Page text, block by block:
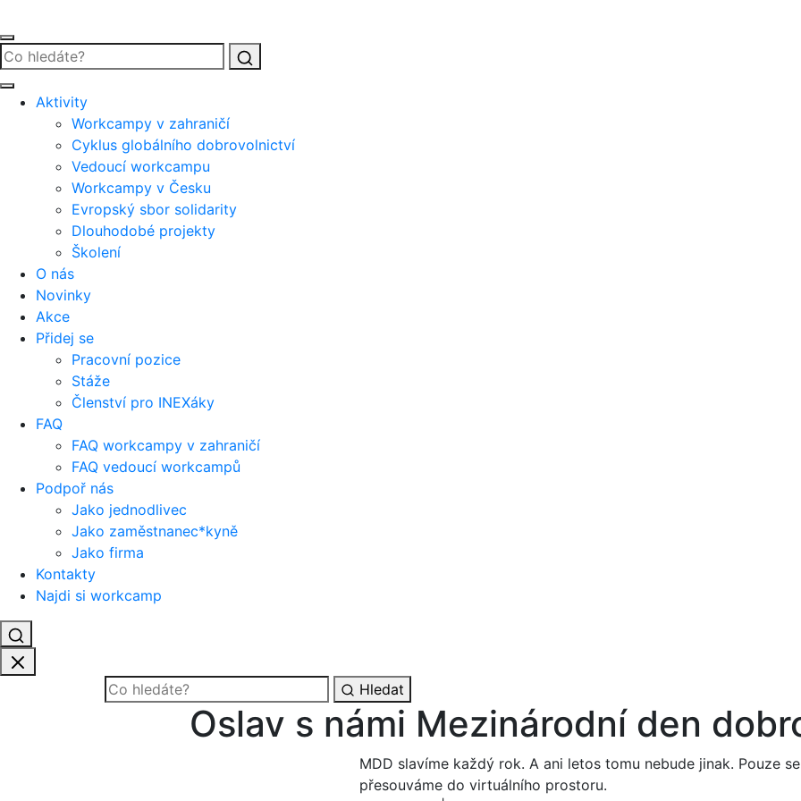
Vyhledat
Aktivity
Workcampy v zahraničí
Cyklus globálního dobrovolnictví
Vedoucí workcampu
Workcampy v Česku
Evropský sbor solidarity
Dlouhodobé projekty
Školení
O nás
Novinky
Akce
Přidej se
Pracovní pozice
Stáže
Členství pro INEXáky
FAQ
FAQ workcampy v zahraničí
FAQ vedoucí workcampů
Podpoř nás
Jako jednodlivec
Jako zaměstnanec*kyně
Jako firma
Kontakty
Najdi si workcamp
Hledat
Oslav s námi Mezinárodní den
MDD slavíme každý rok. A ani letos tomu nebude jinak. Pouze se
přesouváme do virtuálního prostoru.